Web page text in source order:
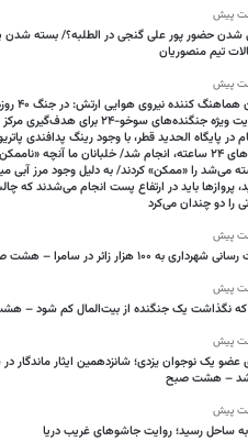
شدن حضور پور علی گنجی در الطلبه؟/ بسته شدن
تیم منصوریان
معاون
ماموریت ویژه جنگنده‌های سوخو-۲۴ برای
در پایگاه الحدید قطر، با وجود رینگ پدافندی
گشت‌های ۲۴ ساعته، انجام شد/ خلبانان ما آنچه
می‌شد را «ممکن» کردند/ به دلیل وجود مرز آبی
پرواز‌ها باید در ارتفاع پست انجام می‌شدند که
را دو چندان می‌کرد
به ۱۰۰ هزار زائر در سامرا – هشت صبح
نگذاشت یک جنگنده از بیت‌المال کم شود –
عضو یک نوجوان یزدی؛ شانزدهمین ایثار ماندگار
– هشت صبح
ساحل رسید؛ روایت جاشوهای غریب دریا